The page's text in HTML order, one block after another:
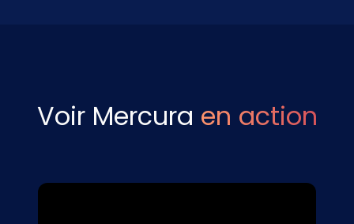
Voir Mercura en action